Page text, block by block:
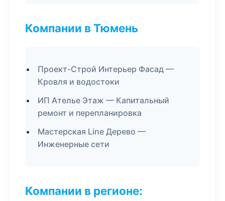
Компании в Тюмень
Проект-Строй Интерьер Фасад —
Кровля и водостоки
ИП Ателье Этаж — Капитальный
ремонт и перепланировка
Мастерская Line Дерево —
Инженерные сети
Компании в регионе: